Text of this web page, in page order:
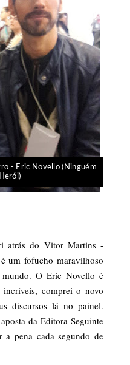
- Eric Novello (Ninguém
atrás do Vitor Martins -
um fofucho maravilhoso
O Eric Novello é
comprei o novo
discursos lá no painel.
da Editora Seguinte
pena cada segundo de